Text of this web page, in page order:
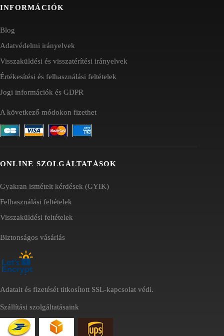
INFORMÁCIÓK
Blog
Adatvédelmi irányelvek
Visszaküldési és visszatérítési irányelvek
Értékesítési és felhasználási feltételek
Jogi információk és GDPR
A következő módokon fizethet
ONLINE SZOLGÁLTATÁSOK
Gyakran ismételt kérdések (GYIK)
Felhasználási feltételek
Visszaküldési feltételek
Biztonságos vásárlás
Adatait és fizetését titkosított SSL-kapcsolat védi.
Szállítási szolgáltatásaink